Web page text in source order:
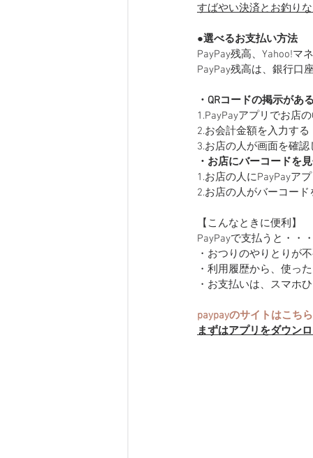
すばやい決済とお釣り
●選べるお支払い方法
PayPay残高、Yahoo!マ
PayPay残高は、銀行口
・QRコードの掲示があ
1.PayPayアプリでお店
2.お会計金額を入力する
3.お店の人が画面を確
・お店にバーコードを
1.お店の人にPayPayア
2.お店の人がバーコー
【こんなときに便利】
PayPayで支払うと・・
・おつりのやりとりが
・利用履歴から、使っ
・お支払いは、スマホ
paypayのサイトはこちら
まずはアプリをダウン